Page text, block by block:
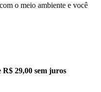
o meio ambiente e você
R$ 29,00 sem juros